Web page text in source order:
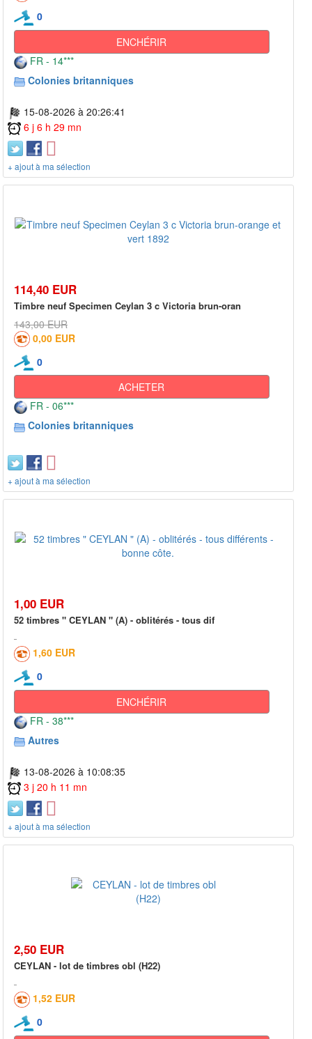
0
ENCHÉRIR
FR - 14***
Colonies britanniques
15-08-2026 à 20:26:41
6 j 6 h 29 mn
+ ajout à ma sélection
114,40 EUR
Timbre neuf Specimen Ceylan 3 c Victoria brun-oran
143,00 EUR
0,00 EUR
0
ACHETER
FR - 06***
Colonies britanniques
+ ajout à ma sélection
1,00 EUR
52 timbres " CEYLAN " (A) - oblitérés - tous dif
1,60 EUR
0
ENCHÉRIR
FR - 38***
Autres
13-08-2026 à 10:08:35
3 j 20 h 11 mn
+ ajout à ma sélection
2,50 EUR
CEYLAN - lot de timbres obl (H22)
1,52 EUR
0